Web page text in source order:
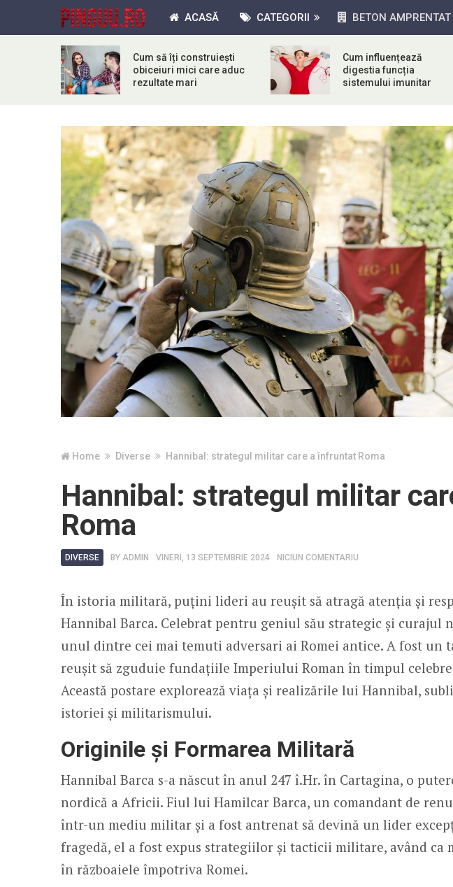
ACASĂ CATEGORII BETON AMPRENTAT
Cum să îți construiești
obiceiuri mici care aduc
rezultate mari
Cum influențează
digestia funcția
sistemului imunitar
Home Diverse Hannibal: strategul militar care a înfruntat Roma
Hannibal: strategul militar
Roma
DIVERSE BY ADMIN VINERI, 13 SEPTEMBRIE 2024 NICIUN COMENTARIU
În istoria militară, puțini lideri au reușit să atragă atenția și
Hannibal Barca. Celebrat pentru geniul său strategic și curajul
unul dintre cei mai temuti adversari ai Romei antice. A fost un
reușit să zguduie fundațiile Imperiului Roman în timpul
Această postare explorează viața și realizările lui Hannibal,
istoriei și militarismului.
Originile și Formarea Militară
Hannibal Barca s-a născut în anul 247 î.Hr. în Cartagina, o
nordică a Africii. Fiul lui Hamilcar Barca, un comandant de
într-un mediu militar și a fost antrenat să devină un lider
fragedă, el a fost expus strategiilor și tacticii militare, având ca
în războaiele împotriva Romei.